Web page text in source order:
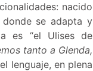
nacido
donde se adapta y
es “el Ulises de
tanto a Glenda,
lenguaje, en plena